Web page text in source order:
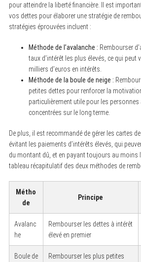
pour atteindre la liberté financière. Il est
vos dettes pour élaborer une stratégie de
stratégies éprouvées incluent :
Méthode de l’avalanche : Rembourser
taux d’intérêt les plus élevés, ce qui
milliers d’euros en intérêts.
Méthode de la boule de neige :
petites dettes pour renforcer la
particulièrement utile pour les
concentrées sur le long terme.
De plus, il est recommandé de gérer les cartes
évitant les paiements d’intérêts élevés, qui
du montant dû, et en payant toujours au moins
tableau récapitulatif des deux méthodes de
Métho
de
Principe
Avalanc
he
Rembourser les dettes à intérêt
élevé en premier
Boule de
Rembourser les plus petites